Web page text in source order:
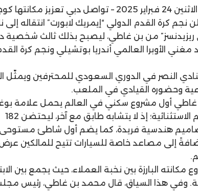
دبي، الإمارات العربية المتحدة، الاثنين 24 فبراير 2025 – تواصل دبي تعزيز
نجم كرة القدم الدولي “إيمريك لابورت” انتقاله إلى
ريزيدنسز” من بن غاطي، ليصبح بذلك ثالث شخصية
مغني الأوبرا العالمي أندريا بوتشيلي ونجم كرة
النصر في الدوري السعودي للمحترفين ويمثّل
وحضوره القيادي في الملعب.
غاطي أول مشروع سكني في العالم يحمل علامة
ويقدم مجموعة من التصاميم الاستثنائية؛ إذ لا يتشابه طابق مع آخر، ليحتضن 182
هندسية فريدة، كما يضم أول شاطئ
إضافةً إلى مصاعد خاصة للسيارات تتيح للمالكين
مكانته البارزة بين نخبة العملاء، حيث يجمع بين
وفي هذا السياق، قال محمد بن غاطي، رئيس